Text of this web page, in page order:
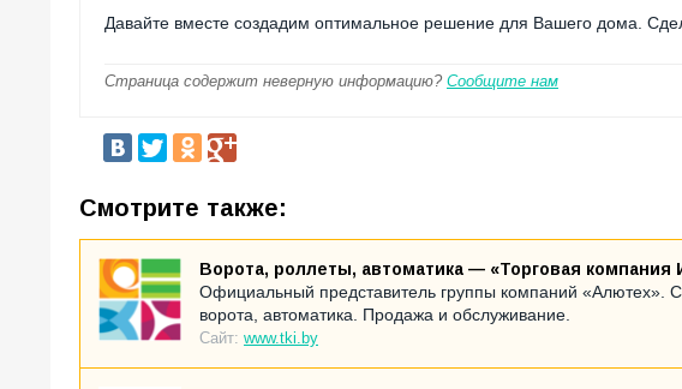
Давайте вместе создадим оптимальное решение для Вашего дома.
Страница содержит неверную информацию? Сообщите нам
Смотрите также:
Ворота, роллеты, автоматика — «Торговая
Официальный представитель группы компаний «Алютех».
ворота, автоматика. Продажа и обслуживание.
Сайт: www.tki.by